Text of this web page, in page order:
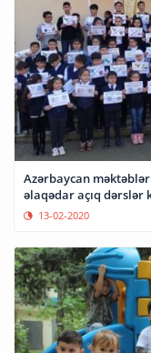
Azərbaycan
əlaqədar açıq dərslər
13-02-2020